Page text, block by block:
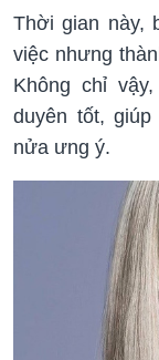
Thời gian này,
việc nhưng
Không chỉ
duyên tốt,
nửa ưng ý.